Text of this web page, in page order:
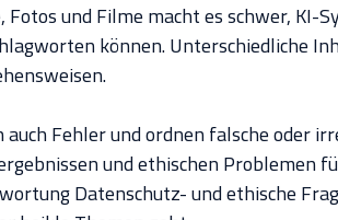
Fotos und Filme macht es schwer, KI-
können. Unterschiedliche
auch Fehler und ordnen falsche oder
und ethischen Problemen
Datenschutz- und ethische